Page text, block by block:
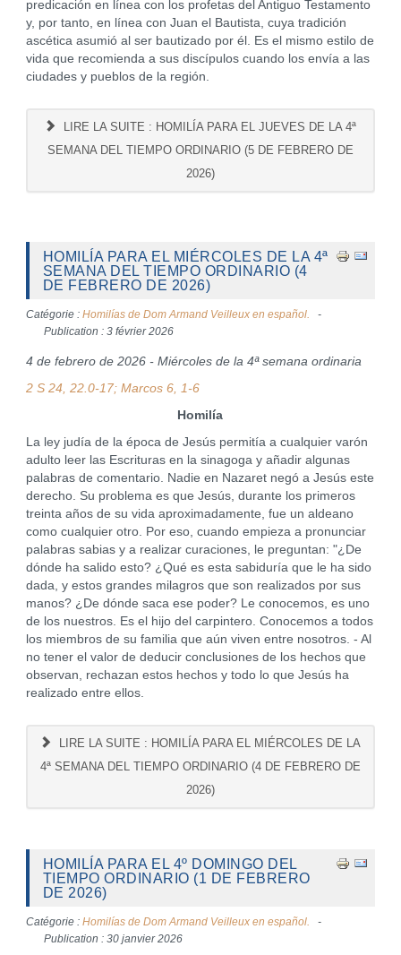
predicación en línea con los profetas del Antiguo Testamento
y, por tanto, en línea con Juan el Bautista, cuya tradición
ascética asumió al ser bautizado por él. Es el mismo estilo de
vida que recomienda a sus discípulos cuando los envía a las
ciudades y pueblos de la región.
LIRE LA SUITE : HOMILÍA PARA EL JUEVES DE LA 4ª
SEMANA DEL TIEMPO ORDINARIO (5 DE FEBRERO DE
2026)
HOMILÍA PARA EL MIÉRCOLES DE LA 4ª
SEMANA DEL TIEMPO ORDINARIO (4
DE FEBRERO DE 2026)
Catégorie : Homilías de Dom Armand Veilleux en español.
Publication : 3 février 2026
4 de febrero de 2026 - Miércoles de la 4ª semana ordinaria
2 S 24, 22.0-17; Marcos 6, 1-6
Homilía
La ley judía de la época de Jesús permitía a cualquier varón
adulto leer las Escrituras en la sinagoga y añadir algunas
palabras de comentario. Nadie en Nazaret negó a Jesús este
derecho. Su problema es que Jesús, durante los primeros
treinta años de su vida aproximadamente, fue un aldeano
como cualquier otro. Por eso, cuando empieza a pronunciar
palabras sabias y a realizar curaciones, le preguntan: "¿De
dónde ha salido esto? ¿Qué es esta sabiduría que le ha sido
dada, y estos grandes milagros que son realizados por sus
manos? ¿De dónde saca ese poder? Le conocemos, es uno
de los nuestros. Es el hijo del carpintero. Conocemos a todos
los miembros de su familia que aún viven entre nosotros. - Al
no tener el valor de deducir conclusiones de los hechos que
observan, rechazan estos hechos y todo lo que Jesús ha
realizado entre ellos.
LIRE LA SUITE : HOMILÍA PARA EL MIÉRCOLES DE LA
4ª SEMANA DEL TIEMPO ORDINARIO (4 DE FEBRERO DE
2026)
HOMILÍA PARA EL 4º DOMINGO DEL
TIEMPO ORDINARIO (1 DE FEBRERO
DE 2026)
Catégorie : Homilías de Dom Armand Veilleux en español.
Publication : 30 janvier 2026